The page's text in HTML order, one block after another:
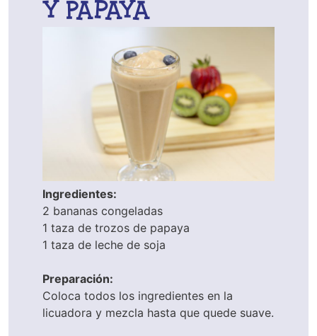
y Papaya
Ingredientes:
2 bananas congeladas
1 taza de trozos de papaya
1 taza de leche de soja
Preparación:
Coloca todos los ingredientes en la
licuadora y mezcla hasta que quede suave.